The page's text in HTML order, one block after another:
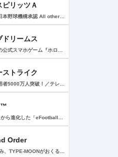
ピリッツＡ
ドリームス
ストライク
Order